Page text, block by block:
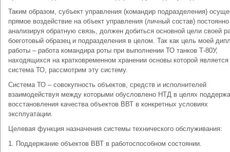
Таким образом, субъект управления (командир подразделения)
прямое воздействие на объект управления (личный состав) постоянно
анализируя обратную связь, должен добиться основной цели своей
боеготовый образец и подразделения в целом. Так как цель моей
работы – работа командира роты при выполнении ТО танков Т-80У,
находящихся на кратковременном хранении основы которой является
система ТО, рассмотрим эту систему.
Система ТО – совокупность объектов, средств и исполнителей
взаимодействуя между которыми обусловлено НТД в целях
восстановления качества объектов ВВТ в конкретных условиях
эксплуатации.
Целевая функция назначения системы технического обслуживания:
1. Поддержание объектов ВВТ в работоспособном состоянии.